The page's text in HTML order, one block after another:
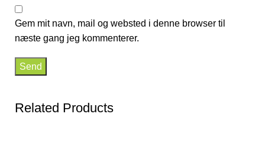
Gem mit navn, mail og websted i denne browser til
næste gang jeg kommenterer.
Related Products